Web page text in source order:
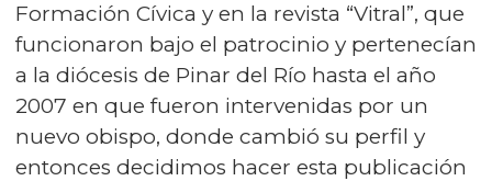
Formación Cívica y en la revista “Vitral”, que
funcionaron bajo el patrocinio y pertenecían
a la diócesis de Pinar del Río hasta el año
2007 en que fueron intervenidas por un
nuevo obispo, donde cambió su perfil y
entonces decidimos hacer esta publicación